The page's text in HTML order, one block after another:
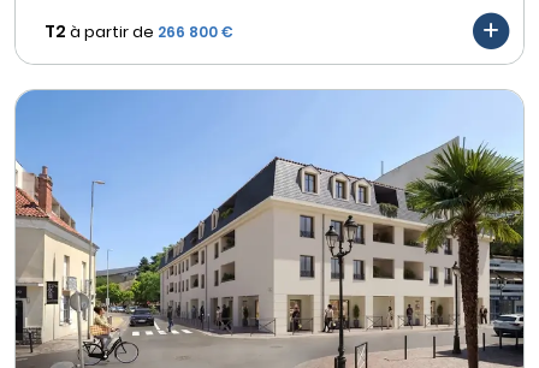
T2 à partir de 266 800 €